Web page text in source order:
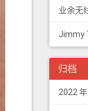
归档
2022 年